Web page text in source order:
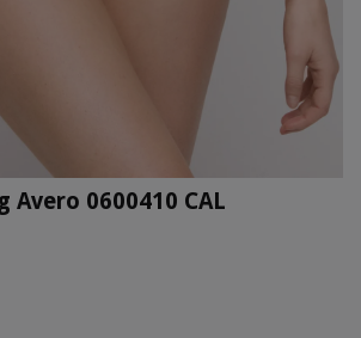
Avero 0600410 CAL